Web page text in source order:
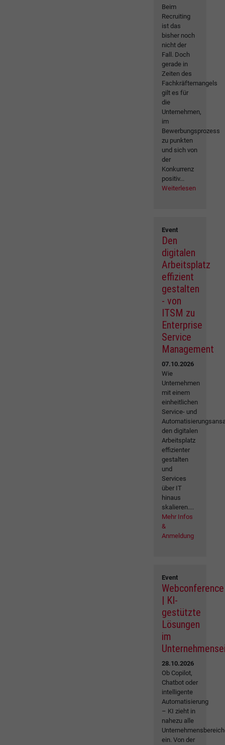
Beim
Recruiting
ist das
bisher noch
nicht der
Fall. Doch
gerade in
Zeiten des
Fachkräftemangels
gilt es für
die
Unternehmen,
im
Bewerbungsprozess
zu punkten
und sich von
der
Konkurrenz
positiv...
Weiterlesen
Event
Den
digitalen
Arbeitsplatz
effizient
gestalten
- von
ITSM zu
Enterprise
Service
Management
07.10.2026
Wie
Unternehmen
mit einem
einheitlichen
Service- und
den digitalen
Arbeitsplatz
effizienter
gestalten
und
Services
über IT
hinaus
skalieren....
Mehr Infos
&
Anmeldung
Event
Webconference
| KI-
gestützte
Lösungen
im
28.10.2026
Ob Copilot,
Chatbot oder
intelligente
Automatisierung
– KI zieht in
nahezu alle
ein. Von der